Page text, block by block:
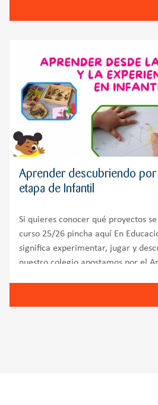
educativo: LEGO Education
Ambas propuestas
Aprender descubriendo
etapa de Infantil
Si quieres conocer qué proyectos
curso 25/26 pincha aquí En
significa experimentar, jugar y
nuestro colegio apostamos por el